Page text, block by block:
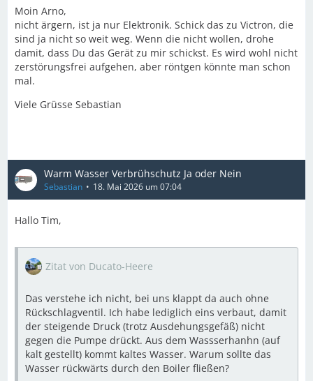
Moin Arno,
nicht ärgern, ist ja nur Elektronik. Schick das zu Victron, die
sind ja nicht so weit weg. Wenn die nicht wollen, drohe
damit, dass Du das Gerät zu mir schickst. Es wird wohl nicht
zerstörungsfrei aufgehen, aber röntgen könnte man schon
mal.
Viele Grüsse Sebastian
Warm Wasser Verbrühschutz Ja oder Nein
Sebastian 18. Mai 2026 um 07:04
Hallo Tim,
Zitat von Ducato-Heere
Das verstehe ich nicht, bei uns klappt da auch ohne
Rückschlagventil. Ich habe lediglich eins verbaut, damit
der steigende Druck (trotz Ausdehungsgefäß) nicht
gegen die Pumpe drückt. Aus dem Wassserhanhn (auf
kalt gestellt) kommt kaltes Wasser. Warum sollte das
Wasser rückwärts durch den Boiler fließen?